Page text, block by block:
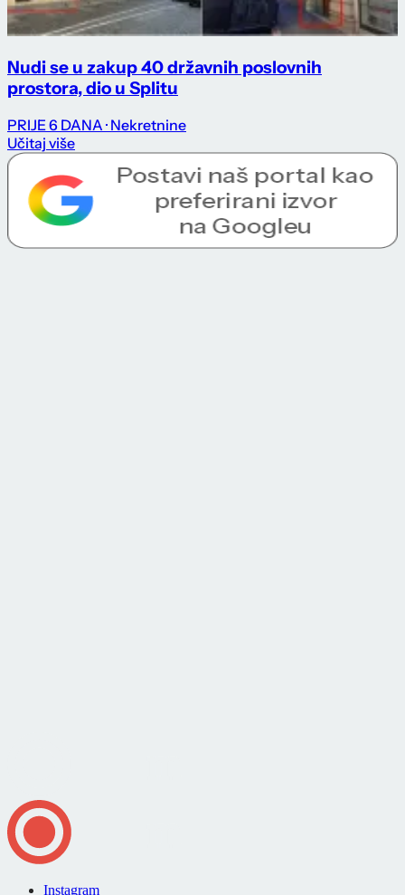
Nudi se u zakup 40 državnih poslovnih
prostora, dio u Splitu
PRIJE 6 DANA · Nekretnine
Učitaj više
Instagram